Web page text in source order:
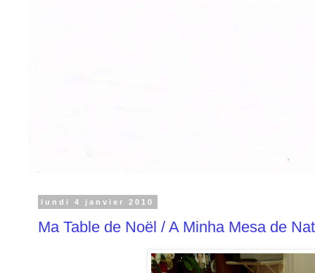
lundi 4 janvier 2010
Ma Table de Noël / A Minha Mesa de